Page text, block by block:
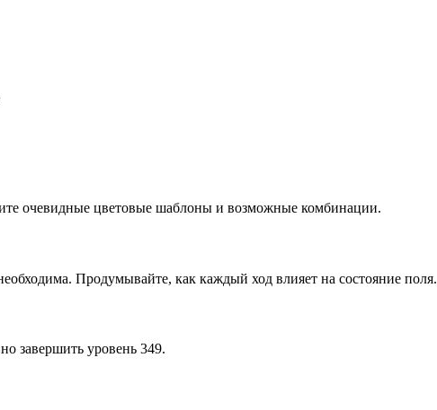
очевидные цветовые шаблоны и возможные комбинации.
Продумывайте, как каждый ход влияет на состояние поля.
завершить уровень 349.